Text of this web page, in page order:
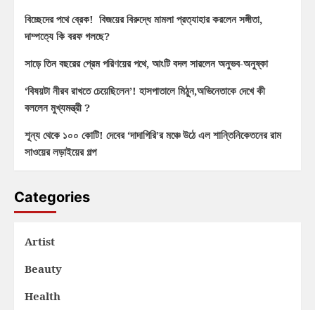
বিচ্ছেদের পথে ব্রেক! বিজয়ের বিরুদ্ধে মামলা প্রত্যাহার করলেন সঙ্গীতা,
দাম্পত্যে কি বরফ গলছে?
সাড়ে তিন বছরের প্রেম পরিণয়ের পথে, আংটি বদল সারলেন অনুভব-অনুষ্কা
‘বিষয়টা নীরব রাখতে চেয়েছিলেন’! হাসপাতালে মিঠুন,অভিনেতাকে দেখে কী
বললেন মুখ্যমন্ত্রী ?
শূন্য থেকে ১০০ কোটি! দেবের ‘দাদাগিরি’র মঞ্চে উঠে এল শান্তিনিকেতনের রাম
সাওয়ের লড়াইয়ের গল্প
Categories
Artist
Beauty
Health